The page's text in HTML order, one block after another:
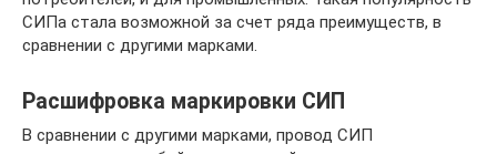
СИПа стала возможной за счет ряда преимуществ, в
сравнении с другими марками.
Расшифровка маркировки СИП
В сравнении с другими марками, провод СИП